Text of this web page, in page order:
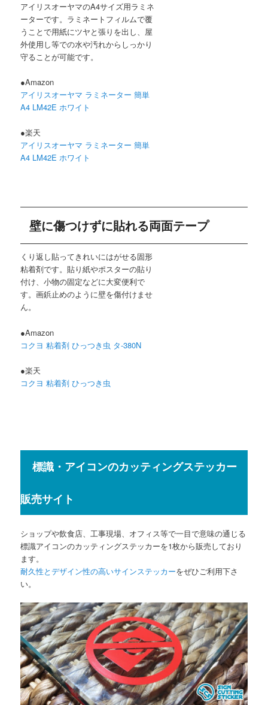
アイリスオーヤマのA4サイズ用ラミネ
ーターです。ラミネートフィルムで覆
うことで用紙にツヤと張りを出し、屋
外使用し等での水や汚れからしっかり
守ることが可能です。
●Amazon
アイリスオーヤマ ラミネーター 簡単
A4 LM42E ホワイト
●楽天
アイリスオーヤマ ラミネーター 簡単
A4 LM42E ホワイト
壁に傷つけずに貼れる両面テープ
くり返し貼ってきれいにはがせる固形
粘着剤です。貼り紙やポスターの貼り
付け、小物の固定などに大変便利で
す。画鋲止めのように壁を傷付けませ
ん。
●Amazon
コクヨ 粘着剤 ひっつき虫 タ-380N
●楽天
コクヨ 粘着剤 ひっつき虫
標識・アイコンのカッティングステッカー
販売サイト
ショップや飲食店、工事現場、オフィス等で一目で意味の通じる
標識アイコンのカッティングステッカーを1枚から販売しており
ます。
耐久性とデザイン性の高いサインステッカーをぜひご利用下さ
い。